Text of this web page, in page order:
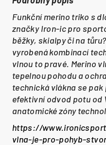
Funkční merino triko s
značky Iron-ic pro
běžky, skialpy či na
vyrobená kombinací
vlnou to pravé. Merino
tepelnou pohodu a
technická vlákna se
efektivní odvod potu od
anatomické zóny
https://
vlna-je-pro-pohyb-